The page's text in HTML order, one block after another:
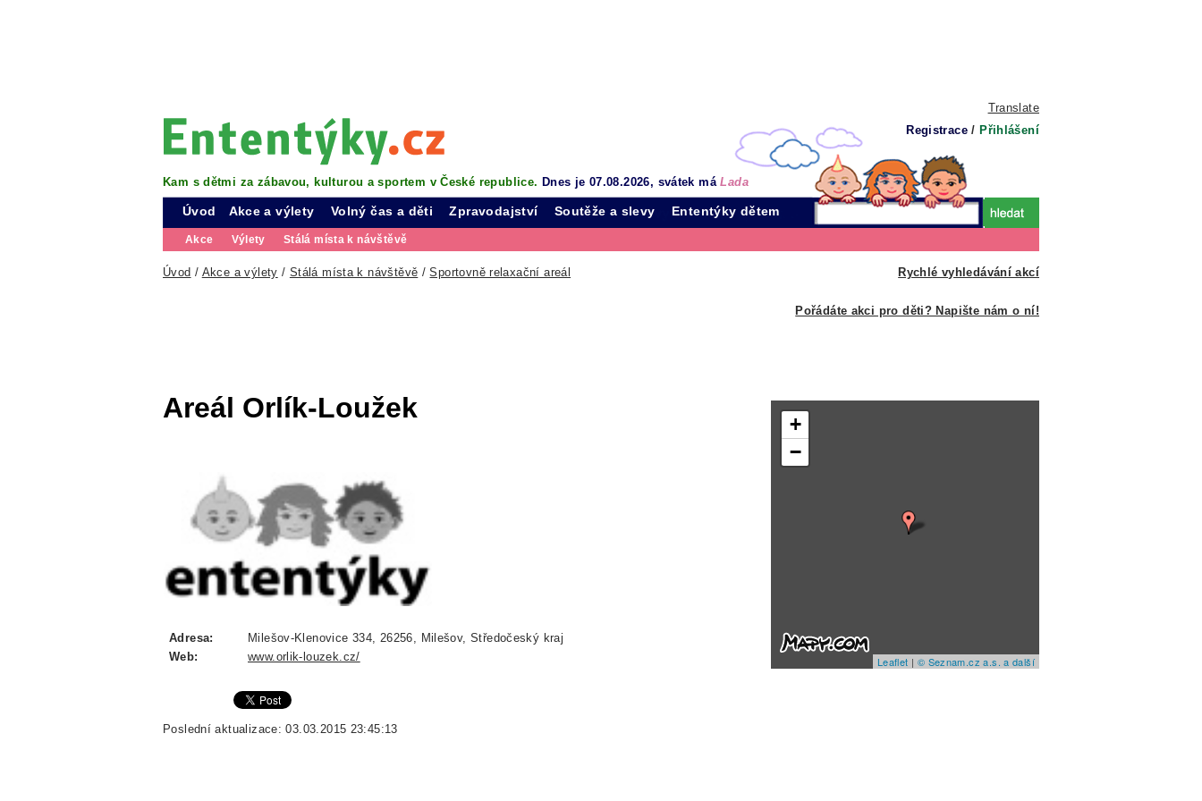
Translate
Registrace / Přihlášení
Kam s dětmi za zábavou, kulturou a sportem v České republice. Dnes je 07.08.2026, svátek máLada
Úvod Akce a výlety
Akce Výlety Stálá místa k návštěvě
Volný čas a děti Zpravodajství Soutěže a slevy Ententýky dětem
Rychlé vyhledávání akcí
Úvod / Akce a výlety / Stálá místa k návštěvě /Sportovně relaxační areál
Pořádáte akci pro děti? Napište nám o ní!
Areál Orlík-Loužek
Adresa:
Milešov-Klenovice 334, 26256, Milešov, Středočeský kraj
Web:
www.orlik-louzek.cz/
Poslední aktualizace: 03.03.2015 23:45:13
+
−
Leaflet | © Seznam.cz a.s. a další